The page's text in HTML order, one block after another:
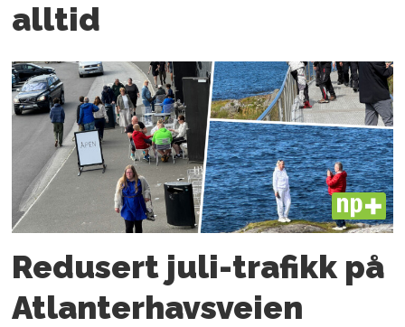
alltid
PLUS
Redusert juli-trafikk på
Atlanter­havsveien